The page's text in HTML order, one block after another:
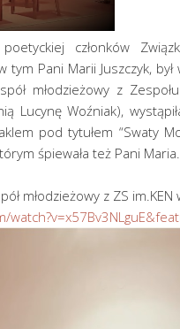
członków
tym Pani Marii Juszczyk,
młodzieżowy z
Lucynę Woźniak),
pod tytułem “Swaty
śpiewała też Pani Maria.
młodzieżowy z ZS